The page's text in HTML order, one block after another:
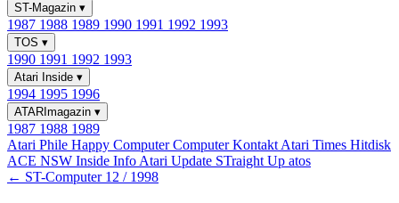
ST-Magazin ▾
1987 1988 1989 1990 1991 1992 1993
TOS ▾
1990 1991 1992 1993
Atari Inside ▾
1994 1995 1996
ATARImagazin ▾
1987 1988 1989
Atari Phile Happy ComputerComputer Kontakt Atari Times Hitdisk
ACE NSW Inside Info Atari Update STraight Up atos
← ST-Computer 12 / 1998